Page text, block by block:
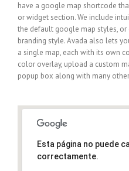
have a google map shortcode
or widget section. We include
the default google map styles,
branding style. Avada also lets
a single map, each with its own
color overlay, upload a custom
popup box along with many
Esta página no puede
correctamente.